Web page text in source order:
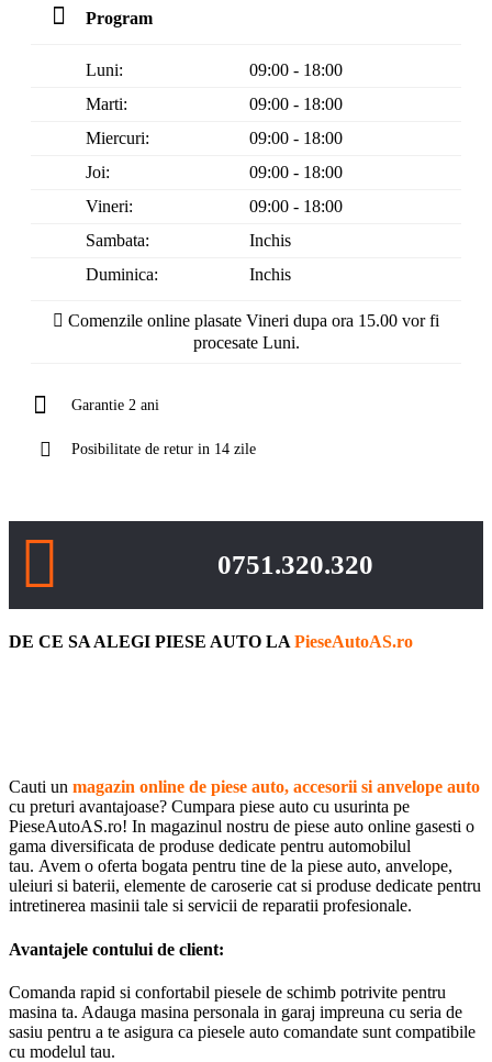
Program
Luni:
09:00 - 18:00
Marti:
09:00 - 18:00
Miercuri:
09:00 - 18:00
Joi:
09:00 - 18:00
Vineri:
09:00 - 18:00
Sambata:
Inchis
Duminica:
Inchis
Comenzile online plasate Vineri dupa ora 15.00 vor fi
procesate Luni.
Garantie 2 ani
Posibilitate de retur in 14 zile
0751.320.320
DE CE SA ALEGI PIESE AUTO LA PieseAutoAS.ro
Cauti un magazin online de piese auto, accesorii si anvelope auto
cu preturi avantajoase? Cumpara piese auto cu usurinta pe
PieseAutoAS.ro! In magazinul nostru de piese auto online gasesti o
gama diversificata de produse dedicate pentru automobilul
tau. Avem o oferta bogata pentru tine de la piese auto, anvelope,
uleiuri si baterii, elemente de caroserie cat si produse dedicate pentru
intretinerea masinii tale si servicii de reparatii profesionale.
Avantajele contului de client:
Comanda rapid si confortabil piesele de schimb potrivite pentru
masina ta. Adauga masina personala in garaj impreuna cu seria de
sasiu pentru a te asigura ca piesele auto comandate sunt compatibile
cu modelul tau.